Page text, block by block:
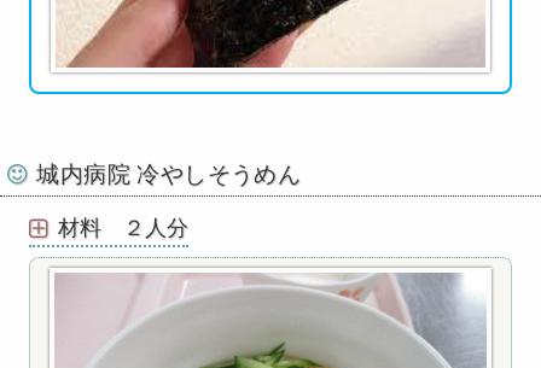
城内病院 冷やしそうめん
材料 ２人分